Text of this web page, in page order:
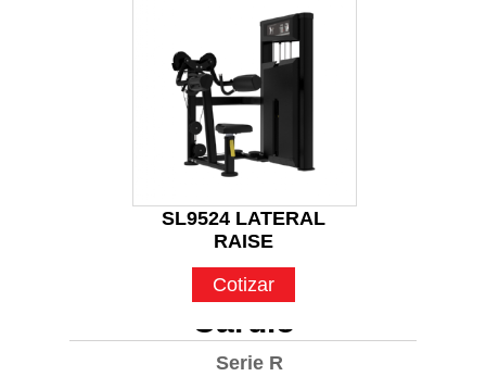
Cardio
Serie R
SL9524 LATERAL
RAISE
Cotizar